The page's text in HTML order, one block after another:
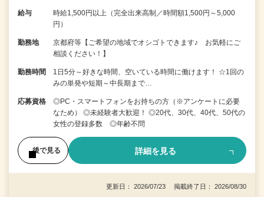
給与
時給1,500円以上（完全出来高制／時間額1,500円～5,000
円）
勤務地
京都府等【ご希望の地域でオシゴトできます♪ お気軽にご
相談ください！】
勤務時間
1日5分～好きな時間、空いている時間に働けます！ ☆1回の
みの単発や短期～中長期まで…
応募資格
◎PC・スマートフォンをお持ちの方（※アンケートに必要
なため） ◎未経験者大歓迎！ ◎20代、30代、40代、50代の
女性の登録多数 ◎年齢不問
後で見る 詳細を見る
更新日： 2026/07/23 掲載終了日： 2026/08/30